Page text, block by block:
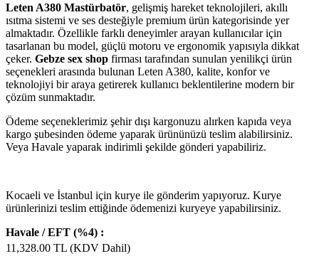
Leten A380 Mastürbatör, gelişmiş hareket teknolojileri, akıllı
ısıtma sistemi ve ses desteğiyle premium ürün kategorisinde yer
almaktadır. Özellikle farklı deneyimler arayan kullanıcılar için
tasarlanan bu model, güçlü motoru ve ergonomik yapısıyla dikkat
çeker. Gebze sex shop firması tarafından sunulan yenilikçi ürün
seçenekleri arasında bulunan Leten A380, kalite, konfor ve
teknolojiyi bir araya getirerek kullanıcı beklentilerine modern bir
çözüm sunmaktadır.
Ödeme seçeneklerimiz şehir dışı kargonuzu alırken kapıda veya
kargo şubesinden ödeme yaparak ürününüzü teslim alabilirsiniz.
Veya Havale yaparak indirimli şekilde gönderi yapabiliriz.
Kocaeli ve İstanbul için kurye ile gönderim yapıyoruz. Kurye
ürünlerinizi teslim ettiğinde ödemenizi kuryeye yapabilirsiniz.
Havale / EFT (%4) :
11,328.00 TL (KDV Dahil)